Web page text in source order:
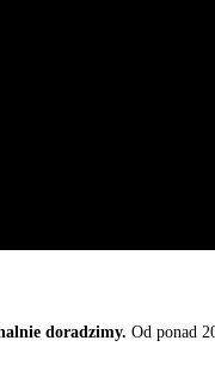
doradzimy. Od ponad